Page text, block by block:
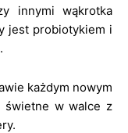
innymi wąkrotka
jest probiotykiem i
każdym nowym
świetne w walce z